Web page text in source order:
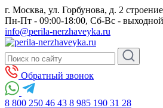
г. Москва, ул. Горбунова, д. 2
Пн-Пт - 09:00-18:00, Сб-Вс - выходной
info@perila-nerzhaveyka.ru
Обратный звонок
8 800 250 46 43 8 985 190 31 28